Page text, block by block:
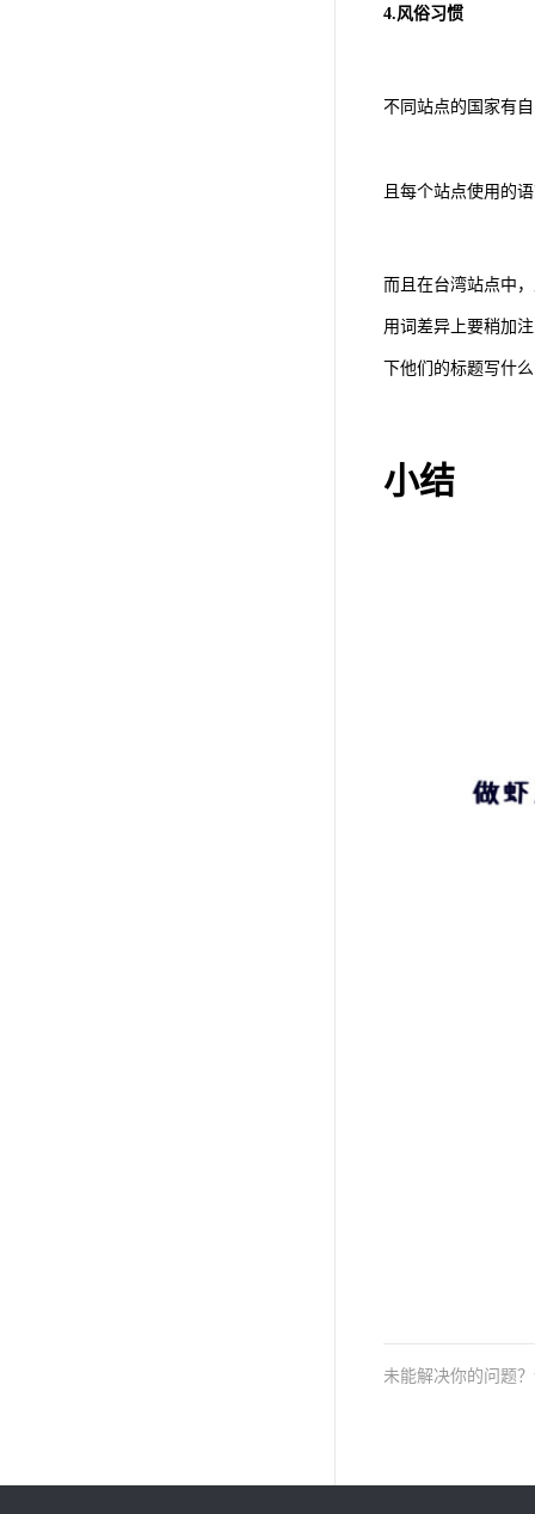
4.风俗习惯
不同站点的国家有
且每个站点使用的
而且在台湾站点中
用词差异上要稍加
下他们的标题写什
小结
未能解决你的问题